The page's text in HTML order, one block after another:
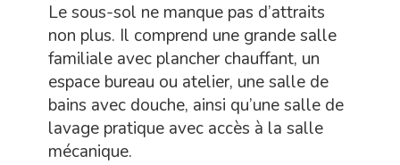
Le sous-sol ne manque pas d’attraits
non plus. Il comprend une grande salle
familiale avec plancher chauffant, un
espace bureau ou atelier, une salle de
bains avec douche, ainsi qu’une salle de
lavage pratique avec accès à la salle
mécanique.